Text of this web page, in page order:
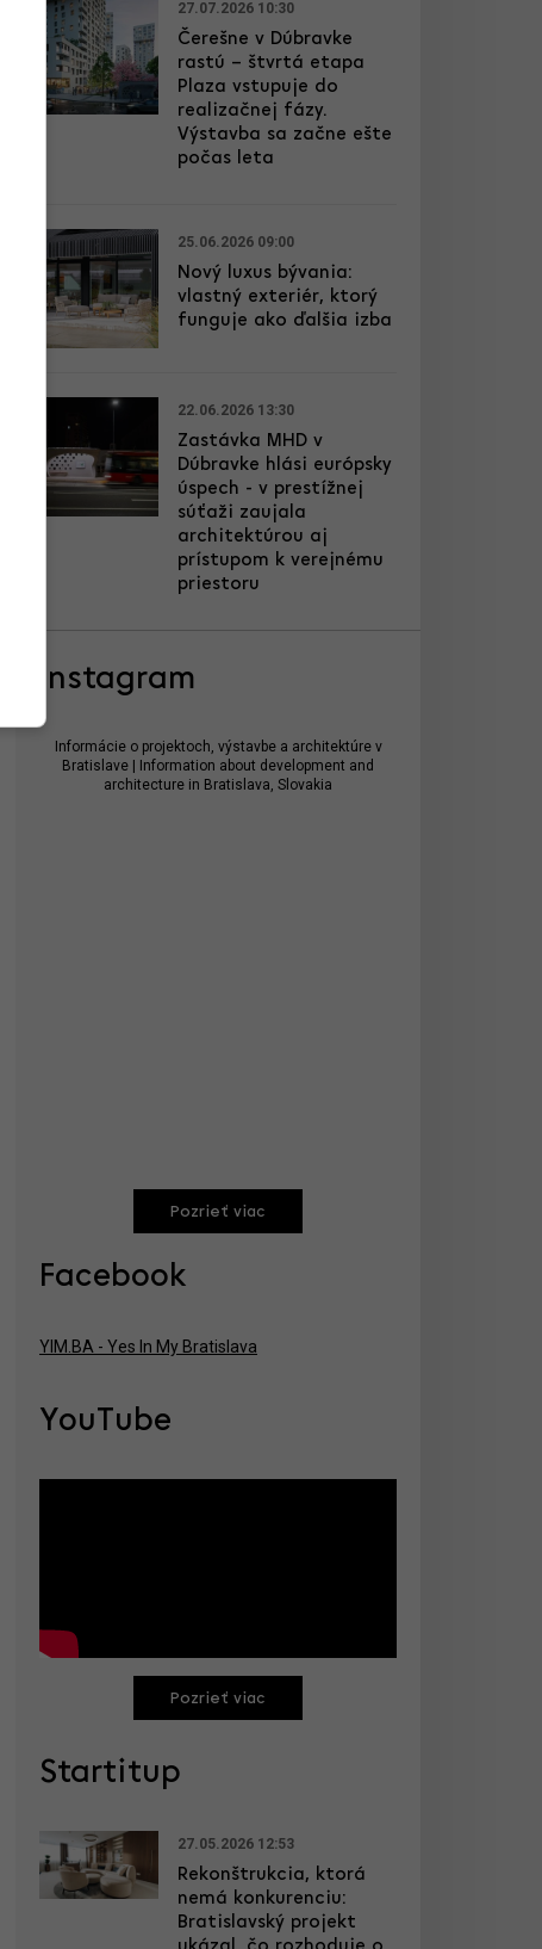
27.07.2026 10:30
Čerešne v Dúbravke
rastú – štvrtá etapa
Plaza vstupuje do
realizačnej fázy.
Výstavba sa začne ešte
počas leta
25.06.2026 09:00
Nový luxus bývania:
vlastný exteriér, ktorý
funguje ako ďalšia izba
22.06.2026 13:30
Zastávka MHD v
Dúbravke hlási európsky
úspech - v prestížnej
súťaži zaujala
architektúrou aj
prístupom k verejnému
priestoru
Instagram
Informácie o projektoch, výstavbe a architektúre v
Bratislave | Information about development and
architecture in Bratislava, Slovakia
Pozrieť viac
Facebook
YIM.BA - Yes In My Bratislava
YouTube
Pozrieť viac
Startitup
27.05.2026 12:53
Rekonštrukcia, ktorá
nemá konkurenciu:
Bratislavský projekt